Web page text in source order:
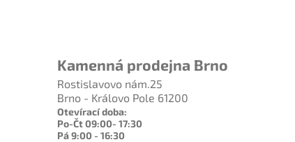
Kamenná prodejna Brno
Rostislavovo nám.25
Brno - Královo Pole 61200
Otevírací doba:
Po-Čt 09:00- 17:30
Pá 9:00 - 16:30